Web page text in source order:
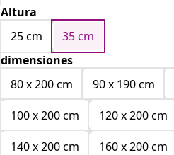
Altura
25 cm
35 cm
dimensiones
80 x 200 cm
90 x 190 cm
100 x 200 cm
120 x 200 cm
140 x 200 cm
160 x 200 cm